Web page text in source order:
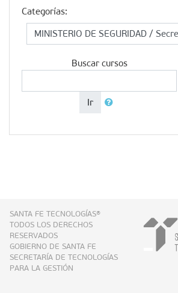
Categorías:
Buscar cursos
Ir
SANTA FE TECNOLOGÍAS®
TODOS LOS DERECHOS
RESERVADOS
GOBIERNO DE SANTA FE
SECRETARÍA DE TECNOLOGÍAS
PARA LA GESTIÓN